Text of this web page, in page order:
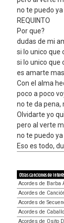
no te puedo ya
REQUINTO
Por que?
dudas de mi
si lo unico que
si lo unico que
es amarte mas
Con el alma
poco a poco
no te da pena,
Olvidarte yo
pero al verte
no te puedo ya
Eso es todo,
Otras canciones de
Acordes de Barba
Acordes de
Acordes de
Acordes de
Acordes de Osito